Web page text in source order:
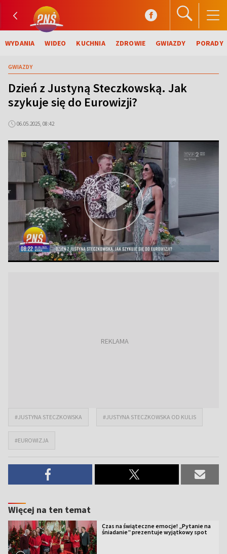
WYDANIA WIDEO KUCHNIA ZDROWIE GWIAZDY PORADY
GWIAZDY
Dzień z Justyną Steczkowską. Jak
szykuje się do Eurowizji?
06.05.2025, 08:42
#JUSTYNA STECZKOWSKA #JUSTYNA STECZKOWSKA OD KULIS
#EUROWIZJA
Więcej na ten temat
Czas na świąteczne emocje! „Pytanie na
śniadanie” prezentuje wyjątkowy spot